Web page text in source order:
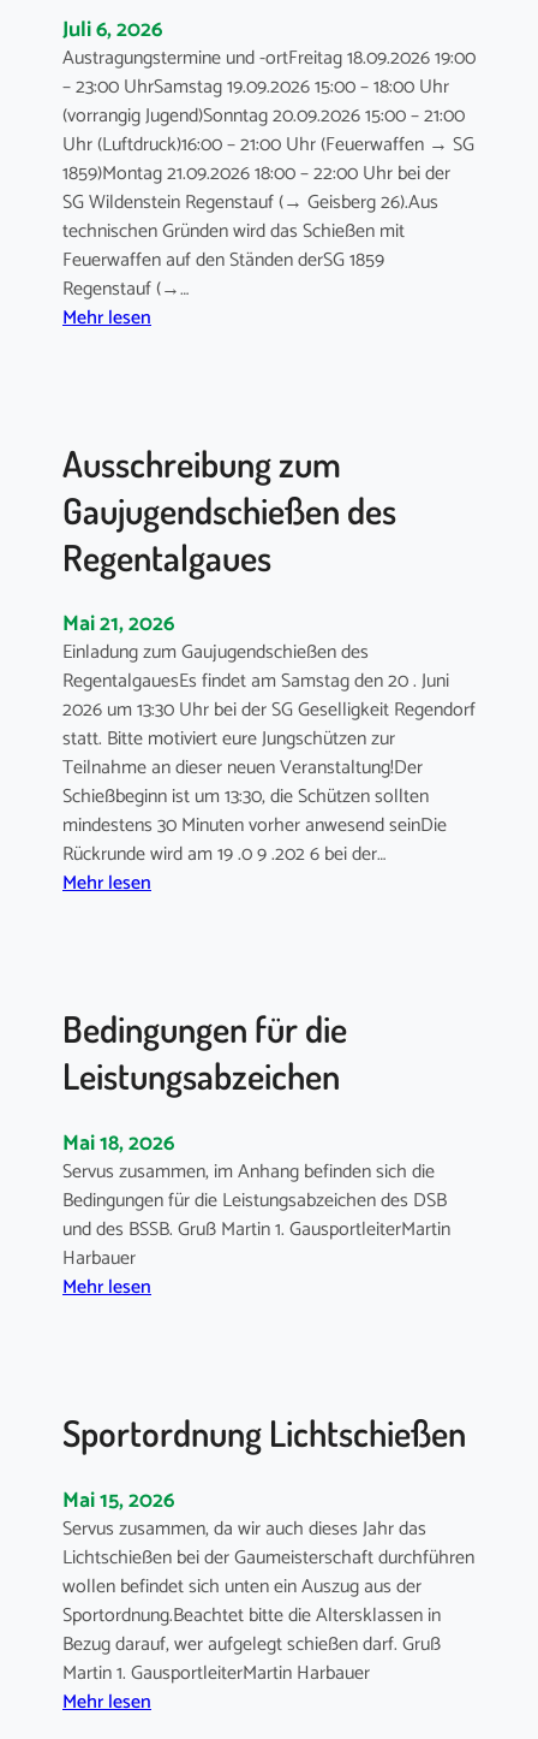
e
z
i
r
k
s
O
b
e
p
z
i
m
B
S
B
u
n
g
G
a
u
m
e
i
s
t
c
h
a
f
t
n
2
0
2
7
Juli 6, 2026
Austragungstermine und -ortFreitag 18.09.2026 19:00
– 23:00 UhrSamstag 19.09.2026 15:00 – 18:00 Uhr
(vorrangig Jugend)Sonntag 20.09.2026 15:00 – 21:00
Uhr (Luftdruck)16:00 – 21:00 Uhr (Feuerwaffen → SG
1859)Montag 21.09.2026 18:00 – 22:00 Uhr bei der
SG Wildenstein Regenstauf (→ Geisberg 26).Aus
technischen Gründen wird das Schießen mit
Feuerwaffen auf den Ständen derSG 1859
Regenstauf (→…
Mehr lesen:
c
r
e
i
u
n
g
z
u
m
G
a
u
p
-
u
n
K
ö
n
i
s
e
e
n
2
0
2
6
/
2
Ausschreibung zum
Gaujugendschießen des
Regentalgaues
Mai 21, 2026
Einladung zum Gaujugendschießen des
RegentalgauesEs findet am Samstag den 20 . Juni
2026 um 13:30 Uhr bei der SG Geselligkeit Regendorf
statt. Bitte motiviert eure Jungschützen zur
Teilnahme an dieser neuen Veranstaltung!Der
Schießbeginn ist um 13:30, die Schützen sollten
mindestens 30 Minuten vorher anwesend seinDie
Rückrunde wird am 19 .0 9 .202 6 bei der…
Mehr lesen:
c
h
r
i
b
u
n
z
u
u
g
e
n
d
s
c
h
i
Bedingungen für die
Leistungsabzeichen
Mai 18, 2026
Servus zusammen, im Anhang befinden sich die
Bedingungen für die Leistungsabzeichen des DSB
und des BSSB. Gruß Martin 1. GausportleiterMartin
Harbauer
Mehr lesen:
n
u
n
g
e
n
f
ü
d
Sportordnung Lichtschießen
Mai 15, 2026
Servus zusammen, da wir auch dieses Jahr das
Lichtschießen bei der Gaumeisterschaft durchführen
wollen befindet sich unten ein Auszug aus der
Sportordnung.Beachtet bitte die Altersklassen in
Bezug darauf, wer aufgelegt schießen darf. Gruß
Martin 1. GausportleiterMartin Harbauer
Mehr lesen: